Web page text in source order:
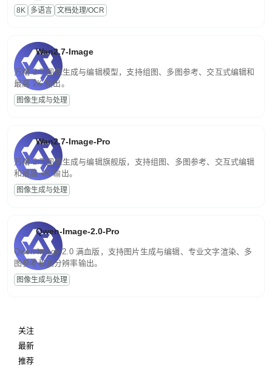
为便于存储、检索和二次处理的结构化结果。
8K 多语言 文档处理/OCR
Wan2.7-Image
万相 2.7 图像生成与编辑模型，支持组图、多图参考、交互式编辑和
最高 2K 输出。
图像生成与处理
Wan2.7-Image-Pro
万相 2.7 图像生成与编辑旗舰版，支持组图、多图参考、交互式编辑
和最高 4K 输出。
图像生成与处理
Qwen-Image-2.0-Pro
Qwen-Image-2.0 满血版，支持图片生成与编辑、专业文字渲染、多
图参考和高分辨率输出。
图像生成与处理
关注
最新
推荐